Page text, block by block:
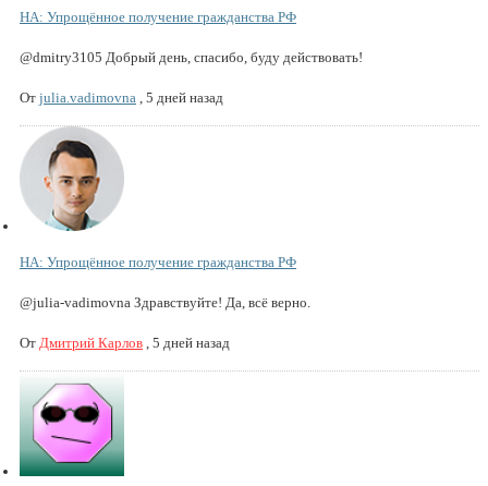
НА: Упрощённое получение гражданства РФ
@dmitry3105 Добрый день, спасибо, буду действовать!
От julia.vadimovna , 5 дней назад
НА: Упрощённое получение гражданства РФ
@julia-vadimovna Здравствуйте! Да, всё верно.
От Дмитрий Карлов , 5 дней назад